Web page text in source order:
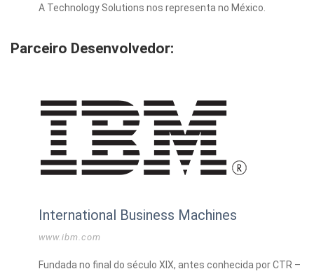
A Technology Solutions nos representa no México.
Parceiro Desenvolvedor:
International Business Machines
www.ibm.com
Fundada no final do século XIX, antes conhecida por CTR –